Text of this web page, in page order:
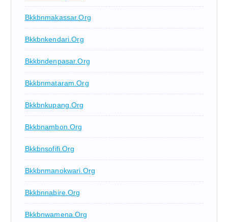
Bkkbnmakassar.org
Bkkbnkendari.org
Bkkbndenpasar.org
Bkkbnmataram.org
Bkkbnkupang.org
Bkkbnambon.org
Bkkbnsofifi.org
Bkkbnmanokwari.org
Bkkbnnabire.org
Bkkbnwamena.org